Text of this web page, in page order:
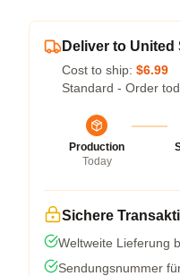
Deliver to United
Cost to ship: $6.99
Standard - Order
Production
Today
Sichere
Weltweite Lieferung
Sendungsnummer